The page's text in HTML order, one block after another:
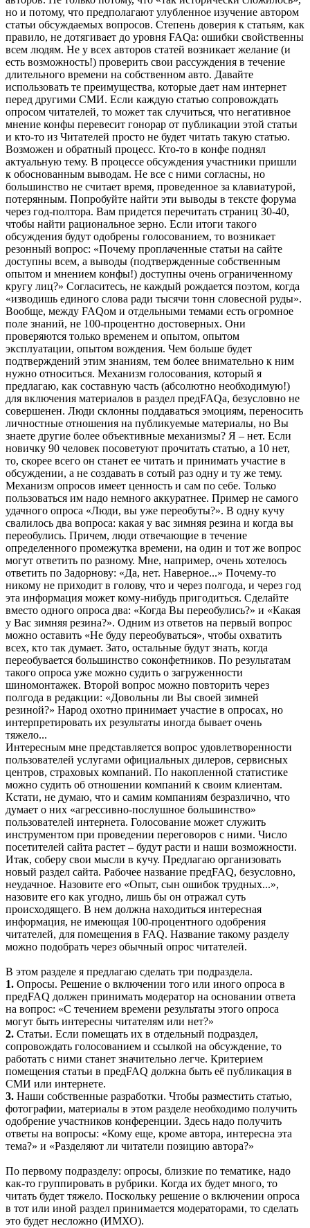
но и потому, что предполагают улубленное изучение автором
статьи обсуждаемых вопросов. Степень доверия к статьям, как
правило, не дотягивает до уровня FAQа: ошибки свойственны
всем людям. Не у всех авторов статей возникает желание (и
есть возможность!) проверить свои рассуждения в течение
длительного времени на собственном авто. Давайте
использовать те преимущества, которые дает нам интернет
перед другими СМИ. Если каждую статью сопровождать
опросом читателей, то может так случиться, что негативное
мнение конфы перевесит гонорар от публикации этой статьи
и кто-то из Читателей просто не будет читать такую статью.
Возможен и обратный процесс. Кто-то в конфе поднял
актуальную тему. В процессе обсуждения участники пришли
к обоснованным выводам. Не все с ними согласны, но
большинство не считает время, проведенное за клавиатурой,
потерянным. Попробуйте найти эти выводы в тексте форума
через год-полтора. Вам придется перечитать страниц 30-40,
чтобы найти рациональное зерно. Если итоги такого
обсуждения будут одобрены голосованием, то возникает
резонный вопрос: «Почему проплаченные статьи на сайте
доступны всем, а выводы (подтвержденные собственным
опытом и мнением конфы!) доступны очень ограниченному
кругу лиц?» Согласитесь, не каждый рождается поэтом, когда
«изводишь единого слова ради тысячи тонн словесной руды».
Вообще, между FAQом и отдельными темами есть огромное
поле знаний, не 100-процентно достоверных. Они
проверяются только временем и опытом, опытом
эксплуатации, опытом вождения. Чем больше будет
подтверждений этим знаниям, тем более внимательно к ним
нужно относиться. Механизм голосования, который я
предлагаю, как составную часть (абсолютно необходимую!)
для включения материалов в раздел предFAQа, безусловно не
совершенен. Люди склонны поддаваться эмоциям, переносить
личностные отношения на публикуемые материалы, но Вы
знаете другие более объективные механизмы? Я – нет. Если
новичку 90 человек посоветуют прочитать статью, а 10 нет,
то, скорее всего он станет ее читать и принимать участие в
обсуждении, а не создавать в сотый раз одну и ту же тему.
Механизм опросов имеет ценность и сам по себе. Только
пользоваться им надо немного аккуратнее. Пример не самого
удачного опроса «Люди, вы уже переобуты?». В одну кучу
свалилось два вопроса: какая у вас зимняя резина и когда вы
переобулись. Причем, люди отвечающие в течение
определенного промежутка времени, на один и тот же вопрос
могут ответить по разному. Мне, например, очень хотелось
ответить по Задорнову: «Да, нет. Наверное...» Почему-то
никому не приходит в голову, что и через полгода, и через год
эта информация может кому-нибудь пригодиться. Сделайте
вместо одного опроса два: «Когда Вы переобулись?» и «Какая
у Вас зимняя резина?». Одним из ответов на первый вопрос
можно оставить «Не буду переобуваться», чтобы охватить
всех, кто так думает. Зато, остальные будут знать, когда
переобувается большинство соконфетников. По результатам
такого опроса уже можно судить о загруженности
шиномонтажек. Второй вопрос можно повторить через
полгода в редакции: «Довольны ли Вы своей зимней
резиной?» Народ охотно принимает участие в опросах, но
интерпретировать их результаты иногда бывает очень
тяжело...
Интересным мне представляется вопрос удовлетворенности
пользователей услугами официальных дилеров, сервисных
центров, страховых компаний. По накопленной статистике
можно судить об отношении компаний к своим клиентам.
Кстати, не думаю, что и самим компаниям безразлично, что
думает о них «агрессивно-послушное большинство»
пользователей интернета. Голосование может служить
инструментом при проведении переговоров с ними. Число
посетителей сайта растет – будут расти и наши возможности.
Итак, соберу свои мысли в кучу. Предлагаю организовать
новый раздел сайта. Рабочее название предFAQ, безусловно,
неудачное. Назовите его «Опыт, сын ошибок трудных...»,
назовите его как угодно, лишь бы он отражал суть
происходящего. В нем должна находиться интересная
информация, не имеющая 100-процентного одобрения
читателей, для помещения в FAQ. Название такому разделу
можно подобрать через обычный опрос читателей.
В этом разделе я предлагаю сделать три подраздела.
1. Опросы. Решение о включении того или иного опроса в
предFAQ должен принимать модератор на основании ответа
на вопрос: «С течением времени результаты этого опроса
могут быть интересны читателям или нет?»
2. Статьи. Если помещать их в отдельный подраздел,
сопровождать голосованием и ссылкой на обсуждение, то
работать с ними станет значительно легче. Критерием
помещения статьи в предFAQ должна быть её публикация в
СМИ или интернете.
3. Наши собственные разработки. Чтобы разместить статью,
фотографии, материалы в этом разделе необходимо получить
одобрение участников конференции. Здесь надо получить
ответы на вопросы: «Кому еще, кроме автора, интересна эта
тема?» и «Разделяют ли читатели позицию автора?»
По первому подразделу: опросы, близкие по тематике, надо
как-то группировать в рубрики. Когда их будет много, то
читать будет тяжело. Поскольку решение о включении опроса
в тот или иной раздел принимается модераторами, то сделать
это будет несложно (ИМХО).